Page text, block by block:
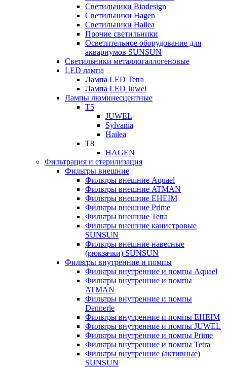
Светильники Biodesign
Светильники Hagen
Светильники Hailea
Прочие светильники
Осветительное оборудование для
аквариумов SUNSUN
Светильники металлогаллогеновые
LED лампа
Лампа LED Tetra
Лампа LED Juwel
Лампы люминесцентные
T5
JUWEL
Sylvania
Hailea
T8
HAGEN
Фильтрация и стерилизация
Фильтры внешние
Фильтры внешние Aquael
Фильтры внешние ATMAN
Фильтры внешние EHEIM
Фильтры внешние Prime
Фильтры внешние Tetra
Фильтры внешние канистровые
SUNSUN
Фильтры внешние навесные
(рюкзачки) SUNSUN
Фильтры внутренние и помпы
Фильтры внутренние и помпы Aquael
Фильтры внутренние и помпы
ATMAN
Фильтры внутренние и помпы
Dennerle
Фильтры внутренние и помпы EHEIM
Фильтры внутренние и помпы JUWEL
Фильтры внутренние и помпы Prime
Фильтры внутренние и помпы Tetra
Фильтры внутренние (активные)
SUNSUN